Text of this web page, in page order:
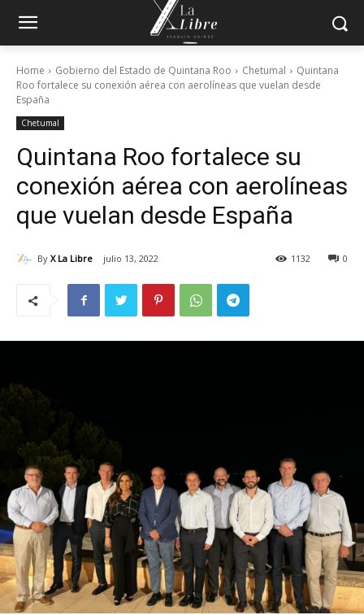
Home Gobierno del Estado de Quintana Roo Chetumal
Quintana
Roo fortalece su conexión aérea con aerolíneas que vuelan desde
España
Chetumal
Quintana Roo fortalece su
conexión aérea con aerolíneas
que vuelan desde España
By X La Libre julio 13, 2022 0
1132